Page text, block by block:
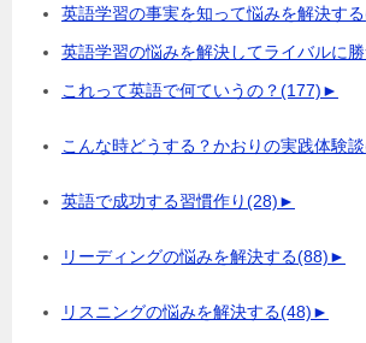
英語学習の事実を知って悩みを解決する
英語学習の悩みを解決してライバルに
これって英語で何ていうの？(177)►
こんな時どうする？かおりの実践体験談
英語で成功する習慣作り(28)►
リーディングの悩みを解決する(88)►
リスニングの悩みを解決する(48)►